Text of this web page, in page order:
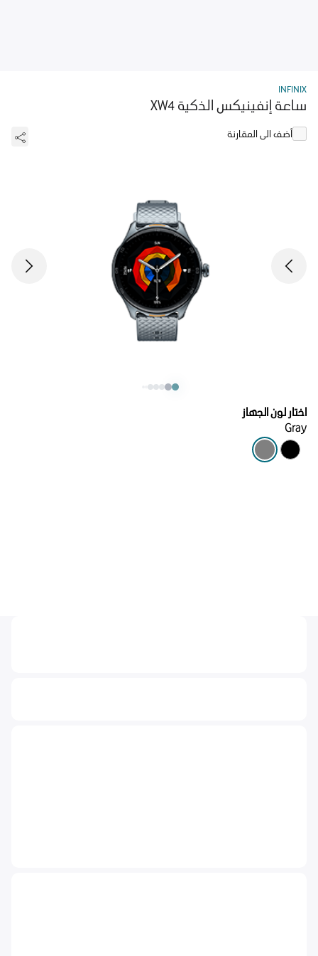
INFINIX
ساعة إنفينيكس الذكية XW4
أضف الى المقارنة
اختار لون الجهاز
Gray